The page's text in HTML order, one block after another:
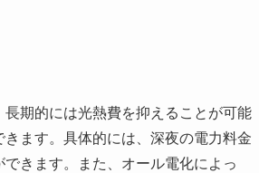
期的には光熱費を抑えることが可能
ます。具体的には、深夜の電力料金
きます。また、オール電化によっ